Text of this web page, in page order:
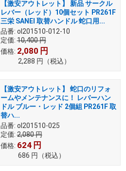
【激安アウトレット】 新品 サークル
レバー（レッド）10個セット PR261F
三栄 SANEI 取替ハンドル 蛇口用...
品番: ol201510-012-10
定価: 10,400円
価格: 2,080 円
2,288 円 （税込）
【激安アウトレット】 蛇口のリフォ
ームやメンテナンスに！ レバーハン
ドル ブルー・レッド 2個組 PR261F 取
替ハ...
品番: ol201510-025
定価: 2,080円
価格: 624 円
686 円 （税込）